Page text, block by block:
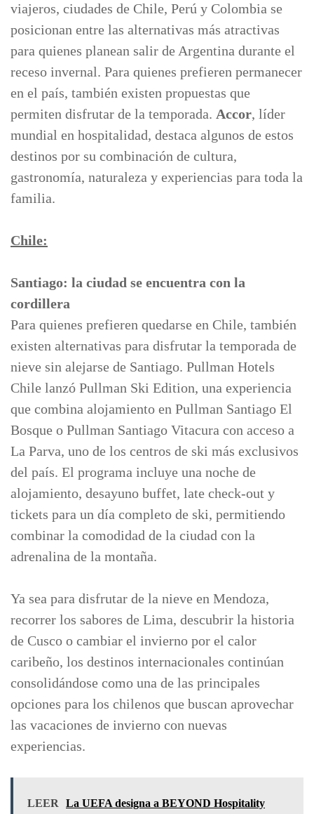
viajeros, ciudades de Chile, Perú y Colombia se
posicionan entre las alternativas más atractivas
para quienes planean salir de Argentina durante el
receso invernal. Para quienes prefieren permanecer
en el país, también existen propuestas que
permiten disfrutar de la temporada. Accor, líder
mundial en hospitalidad, destaca algunos de estos
destinos por su combinación de cultura,
gastronomía, naturaleza y experiencias para toda la
familia.
Chile:
Santiago: la ciudad se encuentra con la
cordillera
Para quienes prefieren quedarse en Chile, también
existen alternativas para disfrutar la temporada de
nieve sin alejarse de Santiago. Pullman Hotels
Chile lanzó Pullman Ski Edition, una experiencia
que combina alojamiento en Pullman Santiago El
Bosque o Pullman Santiago Vitacura con acceso a
La Parva, uno de los centros de ski más exclusivos
del país. El programa incluye una noche de
alojamiento, desayuno buffet, late check-out y
tickets para un día completo de ski, permitiendo
combinar la comodidad de la ciudad con la
adrenalina de la montaña.
Ya sea para disfrutar de la nieve en Mendoza,
recorrer los sabores de Lima, descubrir la historia
de Cusco o cambiar el invierno por el calor
caribeño, los destinos internacionales continúan
consolidándose como una de las principales
opciones para los chilenos que buscan aprovechar
las vacaciones de invierno con nuevas
experiencias.
LEER La UEFA designa a BEYOND Hospitality